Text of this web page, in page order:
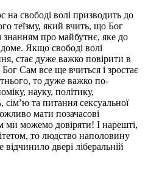
на свободі волі призводить до
теїзму, який вчить, що Бог
знанням про майбутнє, яке до
Якщо свободі волі
стає дуже важко повірити в
Сам все ще вчиться і зростає
то дуже важко по-
науку, політику,
сім’ю та питання сексуальної
мати позачасові
ми можемо довіряти! І нарешті,
то людство наполовину
двері ліберальній